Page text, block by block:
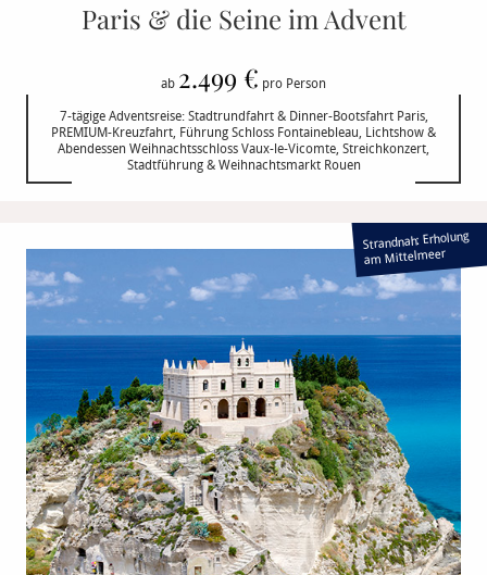
Paris & die Seine im Advent
ab 2.499 € pro Person
7-tägige Adventsreise: Stadtrundfahrt & Dinner-Bootsfahrt Paris,
PREMIUM-Kreuzfahrt, Führung Schloss Fontainebleau, Lichtshow &
Abendessen Weihnachtsschloss Vaux-le-Vicomte, Streichkonzert,
Stadtführung & Weihnachtsmarkt Rouen
Strandnah: Erholung
am Mittelmeer